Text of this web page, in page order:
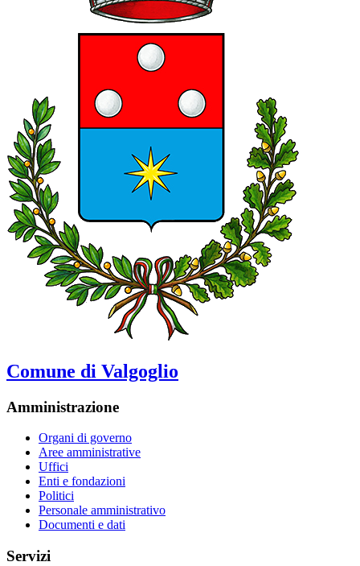
Comune di Valgoglio
Amministrazione
Organi di governo
Aree amministrative
Uffici
Enti e fondazioni
Politici
Personale amministrativo
Documenti e dati
Servizi